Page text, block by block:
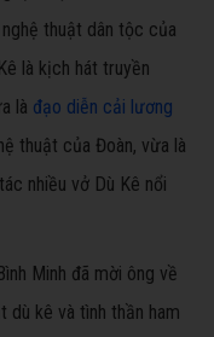
thuật dân tộc của
là kịch hát truyền
là đạo diễn cải lương
thuật của Đoàn, vừa là
nhiều vở Dù Kê nổi
Minh đã mời ông về
dù kê và tình thần ham